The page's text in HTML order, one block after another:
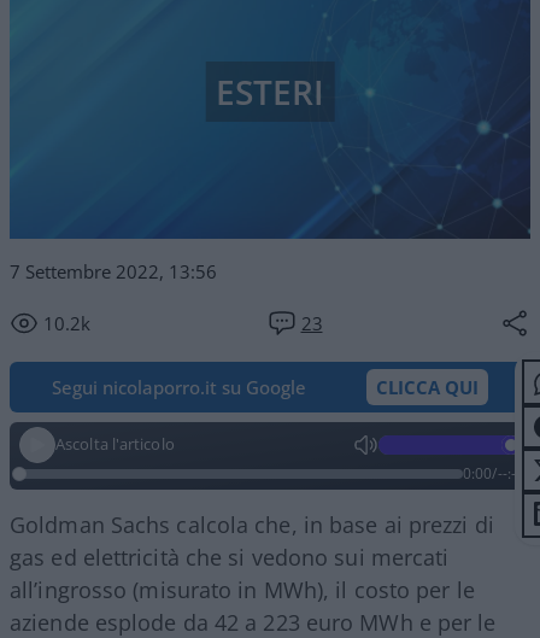
7 Settembre 2022, 13:56
10.2k 23
ESTERI
Segui nicolaporro.it su Google CLICCA QUI
Ascolta l'articolo
0:00/--:--
Goldman Sachs calcola che, in base ai prezzi di
gas ed elettricità che si vedono sui mercati
all’ingrosso (misurato in MWh), il costo per le
aziende esplode da 42 a 223 euro MWh e per le